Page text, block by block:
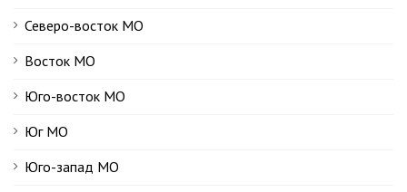
Северо-восток МО
Восток МО
Юго-восток МО
Юг МО
Юго-запад МО